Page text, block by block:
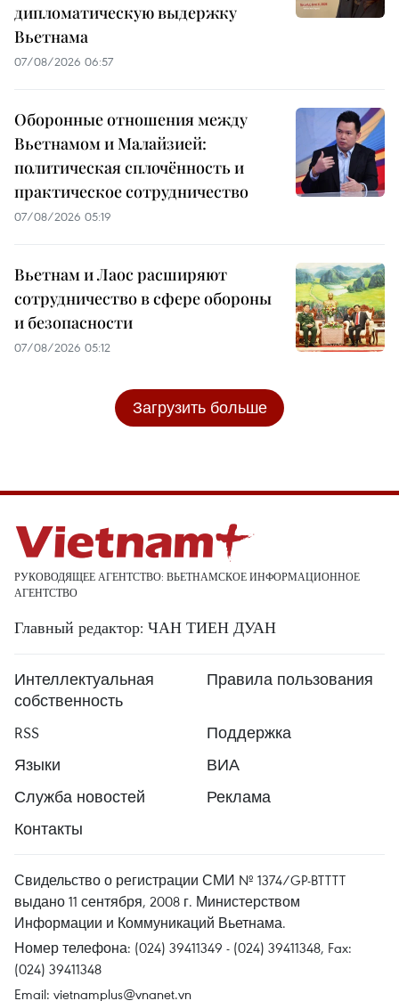
дипломатическую выдержку
Вьетнама
07/08/2026 06:57
Оборонные отношения между
Вьетнамом и Малайзией:
политическая сплочённость и
практическое сотрудничество
07/08/2026 05:19
Вьетнам и Лаос расширяют
сотрудничество в сфере обороны
и безопасности
07/08/2026 05:12
Загрузить больше
РУКОВОДЯЩЕЕ АГЕНТСТВО: ВЬЕТНАМСКОЕ ИНФОРМАЦИОННОЕ
АГЕНТСТВО
Главный редактор: ЧАН ТИЕН ДУАН
Интеллектуальная
собственность
Правила пользования
RSS
Поддержка
Языки
ВИА
Служба новостей
Реклама
Контакты
Свидельство о регистрации СМИ № 1374/GP-BTTTT
выдано 11 сентября, 2008 г. Министерством
Информации и Коммуникаций Вьетнама.
Номер телефона: (024) 39411349 - (024) 39411348, Fax:
(024) 39411348
Email: vietnamplus@vnanet.vn